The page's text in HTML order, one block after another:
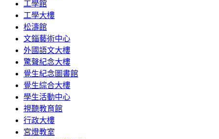
工學館
工學大樓
松濤館
文錙藝術中心
外國語文大樓
驚聲紀念大樓
覺生紀念圖書館
覺生綜合大樓
學生活動中心
視聽教育館
行政大樓
宮燈教室